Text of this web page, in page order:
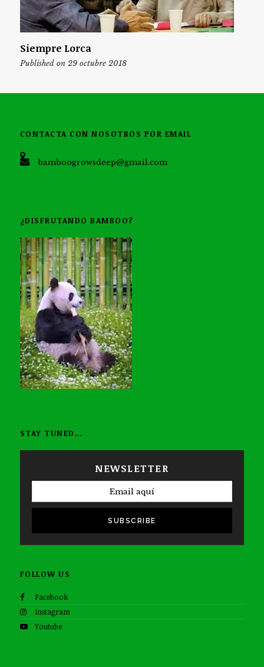
Siempre Lorca
Published on 29 octubre 2018
CONTACTA CON NOSOTROS POR EMAIL
bamboogrowsdeep@gmail.com
¿DISFRUTANDO BAMBOO?
STAY TUNED…
NEWSLETTER
SUBSCRIBE
FOLLOW US
Facebook
Instagram
Youtube